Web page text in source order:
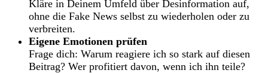
Kläre in Deinem Umfeld über Desinformation auf,
ohne die Fake News selbst zu wiederholen oder zu
verbreiten.
Eigene Emotionen prüfen
Frage dich: Warum reagiere ich so stark auf diesen
Beitrag? Wer profitiert davon, wenn ich ihn teile?